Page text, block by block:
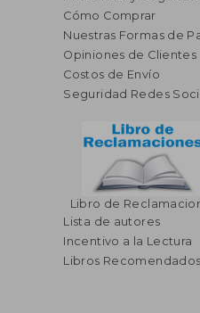
Cómo Comprar
Nuestras Formas de
Opiniones de Clientes
Costos de Envío
Seguridad Redes
Libro de
Lista de autores
Incentivo a la Lectura
Libros Recomendados